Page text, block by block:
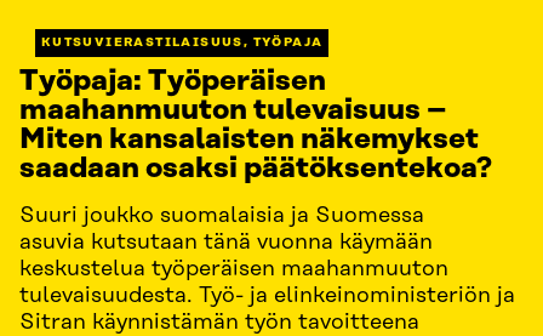
KUTSUVIERASTILAISUUS, TYÖPAJA
Työpaja: Työperäisen
maahanmuuton tulevaisuus –
Miten kansalaisten näkemykset
saadaan osaksi päätöksentekoa?
Suuri joukko suomalaisia ja Suomessa
asuvia kutsutaan tänä vuonna käymään
keskustelua työperäisen maahanmuuton
tulevaisuudesta. Työ- ja elinkeinoministeriön ja
Sitran käynnistämän työn tavoitteena